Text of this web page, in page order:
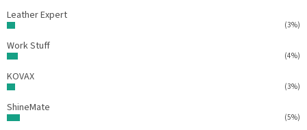
Leather Expert
(3%)
Work Stuff
(4%)
KOVAX
(3%)
ShineMate
(5%)